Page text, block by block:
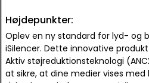
Højdepunkter:
Oplev en ny standard for lyd- og
iSilencer. Dette innovative
Aktiv støjreduktionsteknologi
at sikre, at dine medier vises med